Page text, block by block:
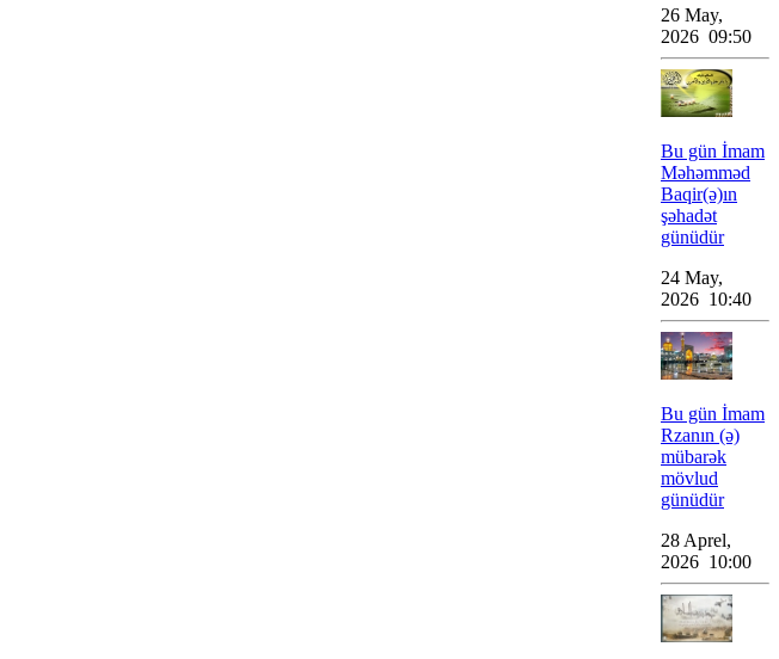
26 May,
2026 09:50
Bu gün İmam
Məhəmməd
Baqir(ə)ın
şəhadət
günüdür
24 May,
2026 10:40
Bu gün İmam
Rzanın (ə)
mübarək
mövlud
günüdür
28 Aprel,
2026 10:00